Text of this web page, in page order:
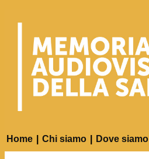
Home Chi siamo Dove siamo